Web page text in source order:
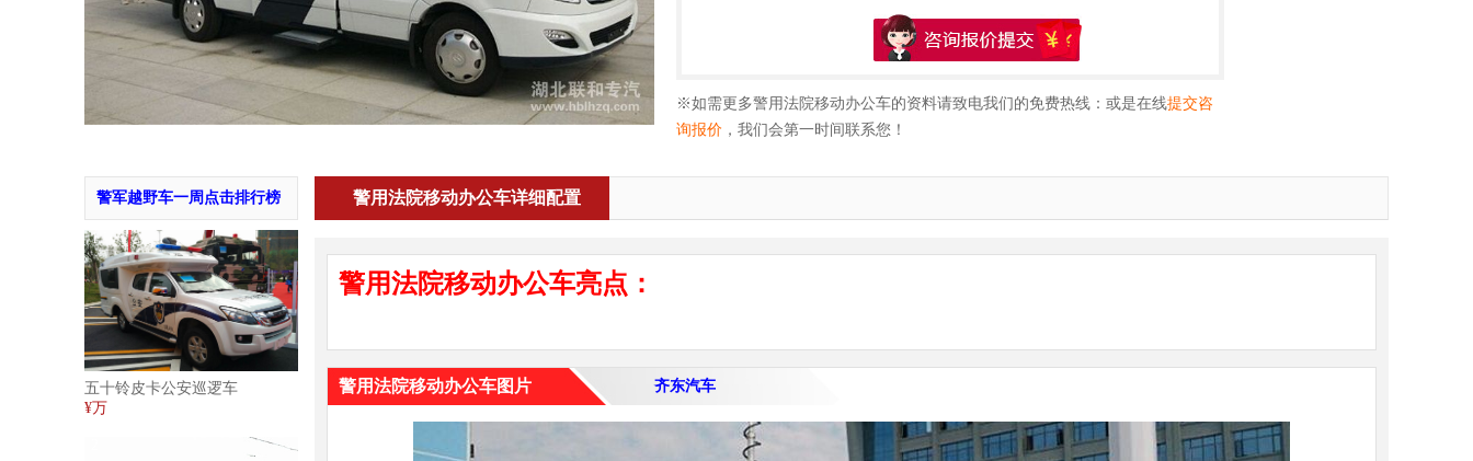
※如需更多警用法院移动办公车的资料请致电我们的免费热线： 或是在线提交咨
询报价 ，我们会第一时间联系您！
警用法院移动办公车详细配置
警用法院移动办公车亮点：
警用法院移动办公车图片 齐东汽车
警军越野车一周点击排行榜
1
五十铃皮卡公安巡逻车
¥万